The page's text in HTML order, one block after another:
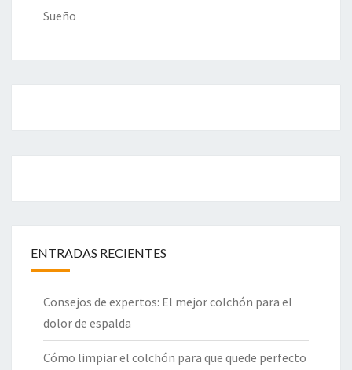
Sueño
ENTRADAS RECIENTES
Consejos de expertos: El mejor colchón para el
dolor de espalda
Cómo limpiar el colchón para que quede perfecto